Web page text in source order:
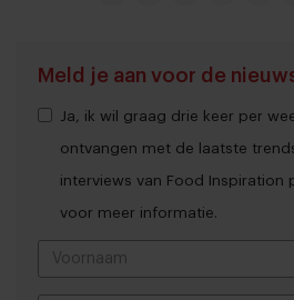
Meld je aan voor de
Ja, ik wil graag drie keer per
ontvangen met de laatste
interviews van Food Inspiration
voor meer informatie.